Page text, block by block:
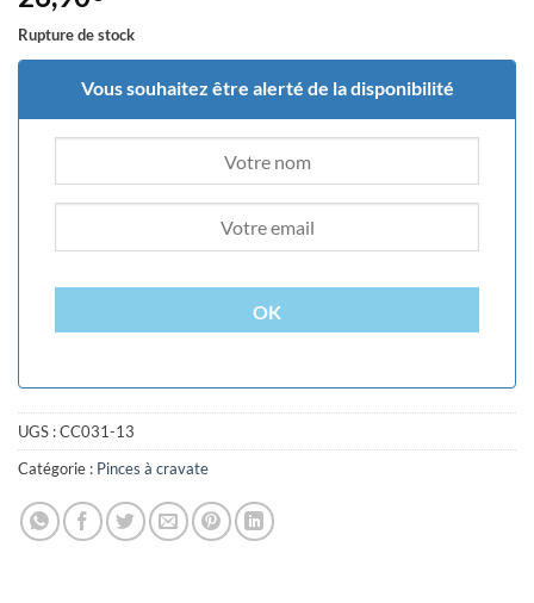
Rupture de stock
Vous souhaitez être alerté de la disponibilité
OK
UGS :CC031-13
Catégorie : Pinces à cravate